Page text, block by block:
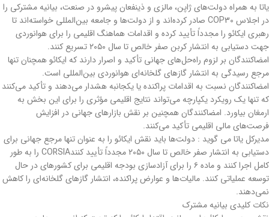
یاتا به همراه دولت‌های ژاپن، مالزی و ذینفعان پیشرو در صنعت، بیانیه مشترکی را
در اجلاس COP30 صادر کرده‌اند و از دولت‌ها و جامعه بین‌المللی خواسته‌اند تا
رهبری ایکائو را مجدداً تأیید کرده و اقدامات هماهنگ اقلیمی را برای هوانوردی
جهت دستیابی به انتشار کربن صفر خالص تا سال ۲۰۵۰ تسریع کنند.
امضاکنندگان بر لزوم راه‌حل‌های جهانی تأکید و اصرار دارند که ایکائو همچنان تنها
مرجع رسیدگی به انتشار گازهای گلخانه‌ای هوانوردی بین‌المللی است.
امضاکنندگان نسبت به اقدامات پراکنده یا یکجانبه هشدار می‌دهند و تأکید می‌کنند
که تنها یک رویکرد یکپارچه می‌تواند نتایج اقلیمی مؤثری را برای این بخش به
ارمغان بیاورد. امضاکنندگان همچنین بر نقش بازارهای جهانی در افزایش
فرصت‌های مالی اقلیمی تأکید می‌کنند.
مدیرکل یاتا می گوید : دولت‌ها باید نقش ایکائو را به عنوان تنها مرجع جهانی برای
دستیابی به انتشار صفر خالص تا سال ۲۰۵۰ مجدداً تأیید کنندCORSIA را به طور
کامل اجرا کنند و ماده ۶ را برای آزادسازی بودجه اقلیمی برای کشورهای در حال
توسعه عملیاتی کنند. مالیات‌ها و عوارض پراکنده، انتشار گازهای گلخانه‌ای را کاهش
نمی‌دهند.
نکات کلیدی بیانیه مشترک